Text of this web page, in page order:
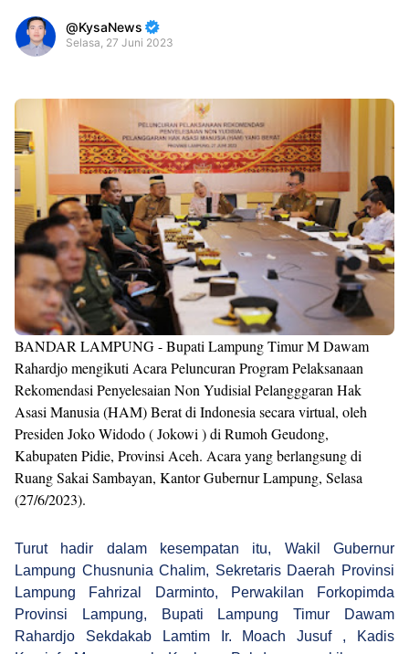
KysaNews
Selasa, 27 Juni 2023
By
Design
With
Shroff
Templates
BANDAR LAMPUNG - Bupati Lampung Timur M Dawam
Rahardjo mengikuti Acara Peluncuran Program Pelaksanaan
Rekomendasi Penyelesaian Non Yudisial Pelangggaran Hak
Asasi Manusia (HAM) Berat di Indonesia secara virtual, oleh
Presiden Joko Widodo ( Jokowi ) di Rumoh Geudong,
Kabupaten Pidie, Provinsi Aceh. Acara yang berlangsung di
Ruang Sakai Sambayan, Kantor Gubernur Lampung, Selasa
(27/6/2023).
Turut hadir dalam kesempatan itu, Wakil Gubernur
Lampung Chusnunia Chalim, Sekretaris Daerah Provinsi
Lampung Fahrizal Darminto, Perwakilan Forkopimda
Provinsi Lampung, Bupati Lampung Timur Dawam
Rahardjo Sekdakab Lamtim Ir. Moach Jusuf , Kadis